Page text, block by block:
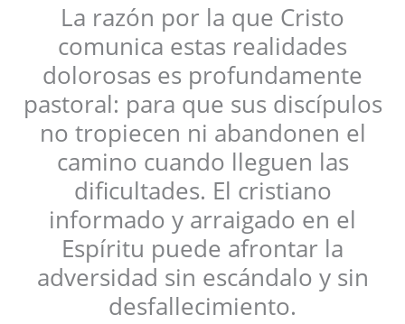
La razón por la que Cristo
comunica estas realidades
dolorosas es profundamente
pastoral: para que sus discípulos
no tropiecen ni abandonen el
camino cuando lleguen las
dificultades. El cristiano
informado y arraigado en el
Espíritu puede afrontar la
adversidad sin escándalo y sin
desfallecimiento.